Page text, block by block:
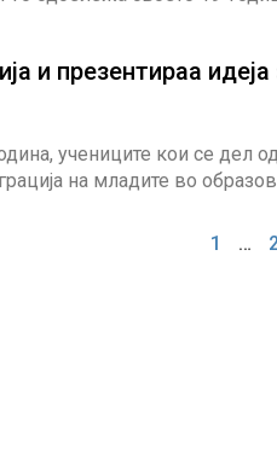
и презентираа
учениците кои се дел
на младите во
1 …